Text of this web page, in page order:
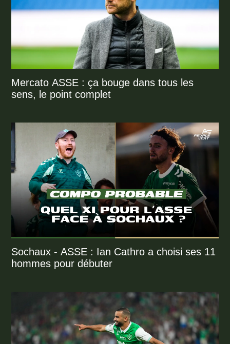
Mercato ASSE : ça bouge dans tous les
sens, le point complet
Sochaux - ASSE : Ian Cathro a choisi ses 11
hommes pour débuter